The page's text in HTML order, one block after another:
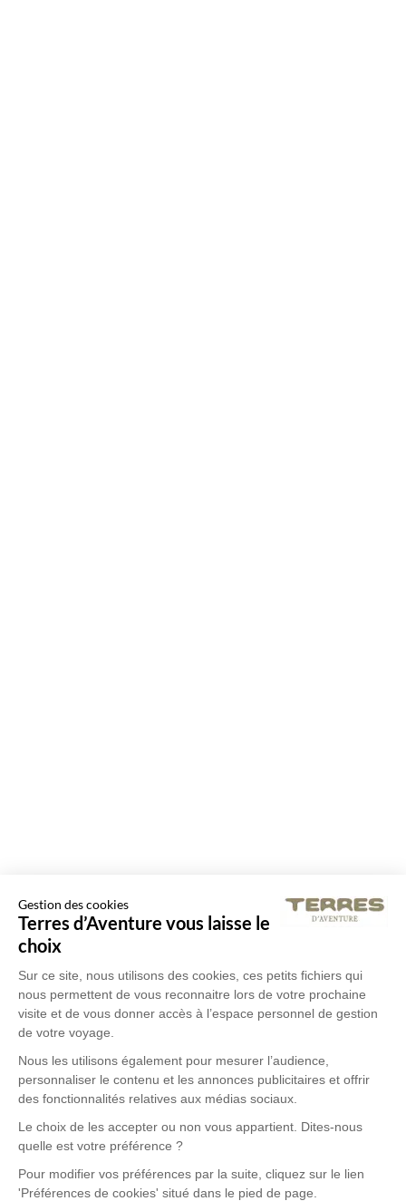
Gestion des cookies
Terres d’Aventure vous laisse le
choix
Sur ce site, nous utilisons des cookies, ces petits fichiers qui
nous permettent de vous reconnaitre lors de votre prochaine
visite et de vous donner accès à l’espace personnel de gestion
de votre voyage.
Nous les utilisons également pour mesurer l’audience,
personnaliser le contenu et les annonces publicitaires et offrir
des fonctionnalités relatives aux médias sociaux.
Le choix de les accepter ou non vous appartient. Dites-nous
quelle est votre préférence ?
Pour modifier vos préférences par la suite, cliquez sur le lien
'Préférences de cookies' situé dans le pied de page.